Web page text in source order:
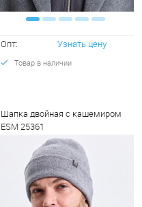
Опт: Узнать цену
Товар в наличии
Шапка двойная с кашемиром
ESM 25361